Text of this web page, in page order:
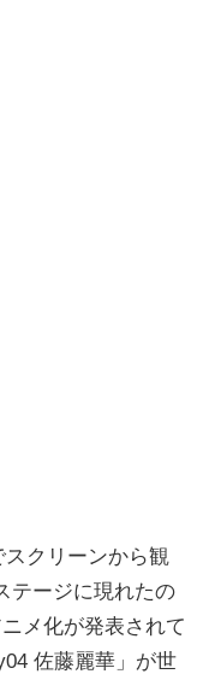
クリーンから観
テージに現れたの
メ化が発表されて
佐藤麗華」が世